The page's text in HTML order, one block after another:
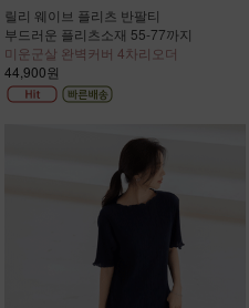
릴리 웨이브 플리츠 반팔티
부드러운 플리츠소재 55-77까지
미운군살 완벽커버 4차리오더
44,900원